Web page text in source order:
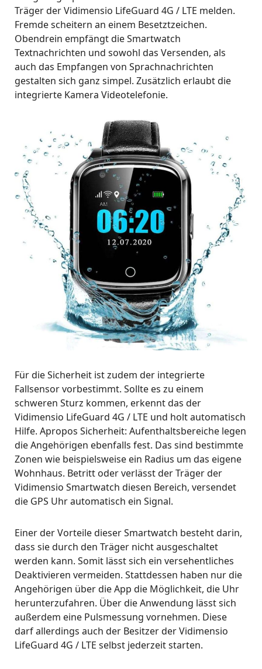
Träger der Vidimensio LifeGuard 4G / LTE melden.
Fremde scheitern an einem Besetztzeichen.
Obendrein empfängt die Smartwatch
Textnachrichten und sowohl das Versenden, als
auch das Empfangen von Sprachnachrichten
gestalten sich ganz simpel. Zusätzlich erlaubt die
integrierte Kamera Videotelefonie.
Für die Sicherheit ist zudem der integrierte
Fallsensor vorbestimmt. Sollte es zu einem
schweren Sturz kommen, erkennt das der
Vidimensio LifeGuard 4G / LTE und holt automatisch
Hilfe. Apropos Sicherheit: Aufenthaltsbereiche legen
die Angehörigen ebenfalls fest. Das sind bestimmte
Zonen wie beispielsweise ein Radius um das eigene
Wohnhaus. Betritt oder verlässt der Träger der
Vidimensio Smartwatch diesen Bereich, versendet
die GPS Uhr automatisch ein Signal.
Einer der Vorteile dieser Smartwatch besteht darin,
dass sie durch den Träger nicht ausgeschaltet
werden kann. Somit lässt sich ein versehentliches
Deaktivieren vermeiden. Stattdessen haben nur die
Angehörigen über die App die Möglichkeit, die Uhr
herunterzufahren. Über die Anwendung lässt sich
außerdem eine Pulsmessung vornehmen. Diese
darf allerdings auch der Besitzer der Vidimensio
LifeGuard 4G / LTE selbst jederzeit starten.